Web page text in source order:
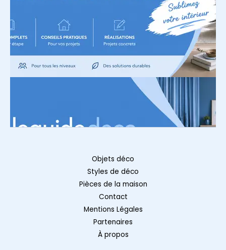
Objets déco
Styles de déco
Pièces de la maison
Contact
Mentions Légales
Partenaires
À propos